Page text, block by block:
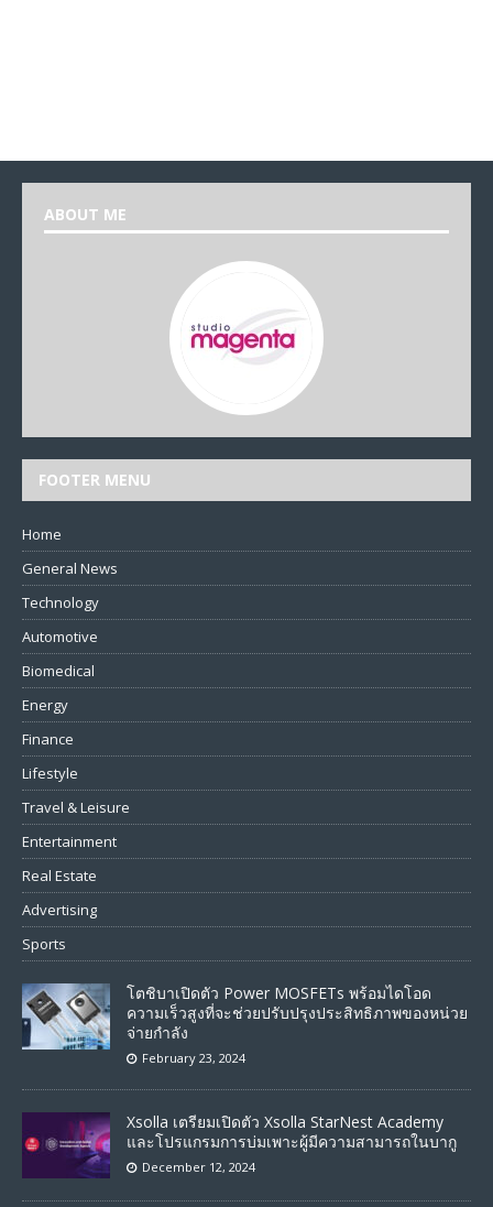
ABOUT ME
FOOTER MENU
Home
General News
Technology
Automotive
Biomedical
Energy
Finance
Lifestyle
Travel & Leisure
Entertainment
Real Estate
Advertising
Sports
โตชิบาเปิดตัว Power MOSFETs พร้อมไดโอด
ความเร็วสูงที่จะช่วยปรับปรุงประสิทธิภาพของหน่วย
จ่ายกำลัง
February 23, 2024
Xsolla เตรียมเปิดตัว Xsolla StarNest Academy
และโปรแกรมการบ่มเพาะผู้มีความสามารถในบากู
December 12, 2024